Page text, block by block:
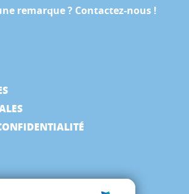
remarque ? Contactez-nous !